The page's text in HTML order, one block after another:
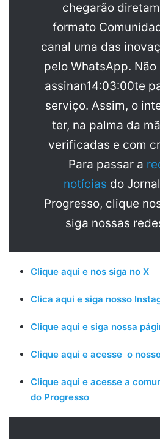
chegarão
formato
canal uma das
pelo WhatsApp.
assinan14:03:00te
serviço. Assim, o
ter, na palma da
verificadas e com
Para passar a
notícias do
Progresso, clique
siga nossas
Clique aqui e nos siga no X
Clica aqui e siga nosso
Clique aqui e siga nossa
Clique aqui e acesse o
Clique aqui e acesse a
do Progresso